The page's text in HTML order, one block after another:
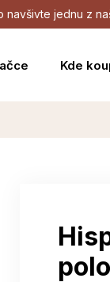
navšivte jednu z
Kde